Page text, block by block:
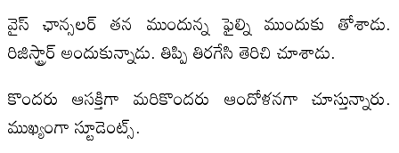
వైస్ ఛాన్సలర్ తన ముందున్న ఫైల్ని ముందుకు తోశాడు.
రిజిస్ట్రార్ అందుకున్నాడు. తిప్పి తిరగేసి తెరిచి చూశాడు.
కొందరు ఆసక్తిగా మరికొందరు ఆందోళనగా చూస్తున్నారు.
ముఖ్యంగా స్టూడెంట్స్.